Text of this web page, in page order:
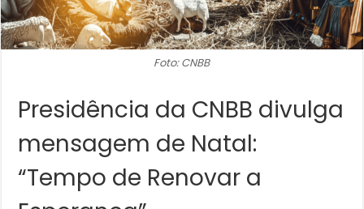
Foto: CNBB
Presidência da CNBB divulga
mensagem de Natal:
“Tempo de Renovar a